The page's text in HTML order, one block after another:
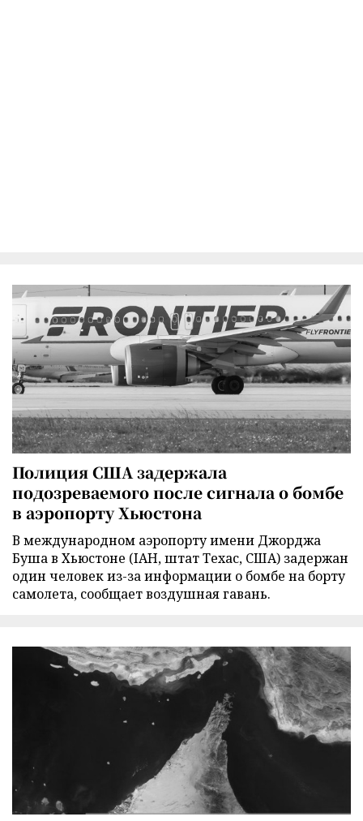
Полиция США задержала
подозреваемого после сигнала о бомбе
в аэропорту Хьюстона
В международном аэропорту имени Джорджа
Буша в Хьюстоне (IAH, штат Техас, США) задержан
один человек из-за информации о бомбе на борту
самолета, сообщает воздушная гавань.